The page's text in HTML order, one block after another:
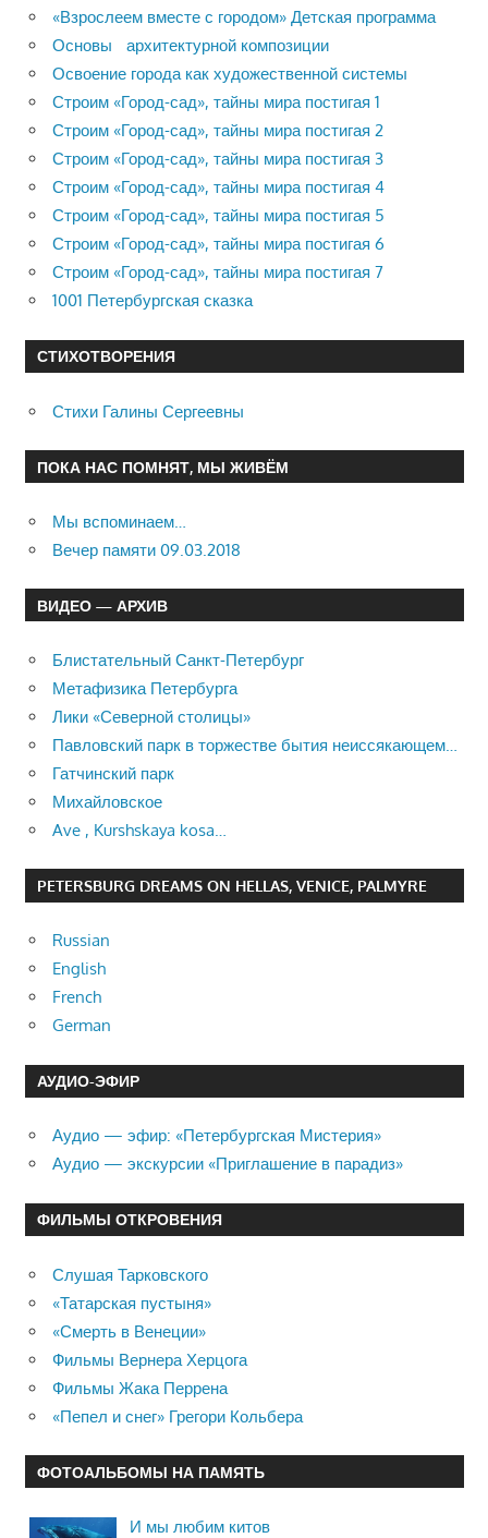
«Взрослеем вместе с городом» Детская программа
Основы архитектурной композиции
Освоение города как художественной системы
Строим «Город-сад», тайны мира постигая 1
Строим «Город-сад», тайны мира постигая 2
Строим «Город-сад», тайны мира постигая 3
Строим «Город-сад», тайны мира постигая 4
Строим «Город-сад», тайны мира постигая 5
Строим «Город-сад», тайны мира постигая 6
Строим «Город-сад», тайны мира постигая 7
1001 Петербургская сказка
СТИХОТВОРЕНИЯ
Стихи Галины Сергеевны
ПОКА НАС ПОМНЯТ, МЫ ЖИВЁМ
Мы вспоминаем…
Вечер памяти 09.03.2018
ВИДЕО — АРХИВ
Блистательный Санкт-Петербург
Метафизика Петербурга
Лики «Северной столицы»
Павловский парк в торжестве бытия неиссякающем…
Гатчинский парк
Михайловское
Ave , Kurshskaya kosa…
PETERSBURG DREAMS ON HELLAS, VENICE, PALMYRE
Russian
English
French
German
АУДИО-ЭФИР
Аудио — эфир: «Петербургская Мистерия»
Аудио — экскурсии «Приглашение в парадиз»
ФИЛЬМЫ ОТКРОВЕНИЯ
Слушая Тарковского
«Татарская пустыня»
«Смерть в Венеции»
Фильмы Вернера Херцога
Фильмы Жака Перрена
«Пепел и снег» Грегори Кольбера
ФОТОАЛЬБОМЫ НА ПАМЯТЬ
И мы любим китов